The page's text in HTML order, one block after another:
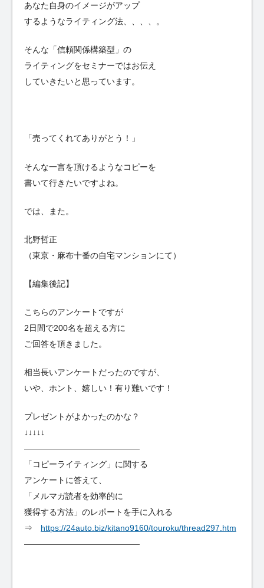
あなた自身のイメージがアップ
するようなライティング法、、、、。
そんな「信頼関係構築型」の
ライティングをセミナーではお伝え
していきたいと思っています。
「売ってくれてありがとう！」
そんな一言を頂けるようなコピーを
書いて行きたいですよね。
では、また。
北野哲正
（東京・麻布十番の自宅マンションにて）
【編集後記】
こちらのアンケートですが
2日間で200名を超える方に
ご回答を頂きました。
相当長いアンケートだったのですが、
いや、ホント、嬉しい！有り難いです！
プレゼントがよかったのかな？
↓↓↓↓↓
——————————————
「コピーライティング」に関する
アンケートに答えて、
「メルマガ読者を効率的に
獲得する方法」のレポートを手に入れる
⇒ https://24auto.biz/kitano9160/touroku/thread297.htm
——————————————